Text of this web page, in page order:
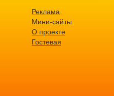
Реклама
Мини-сайты
О проекте
Гостевая